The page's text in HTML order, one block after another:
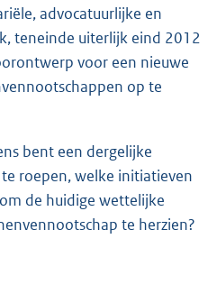
advocatuurlijke en
teneinde uiterlijk eind 2012
voor een nieuwe
op te
bent een dergelijke
roepen, welke initiatieven
de huidige wettelijke
te herzien?